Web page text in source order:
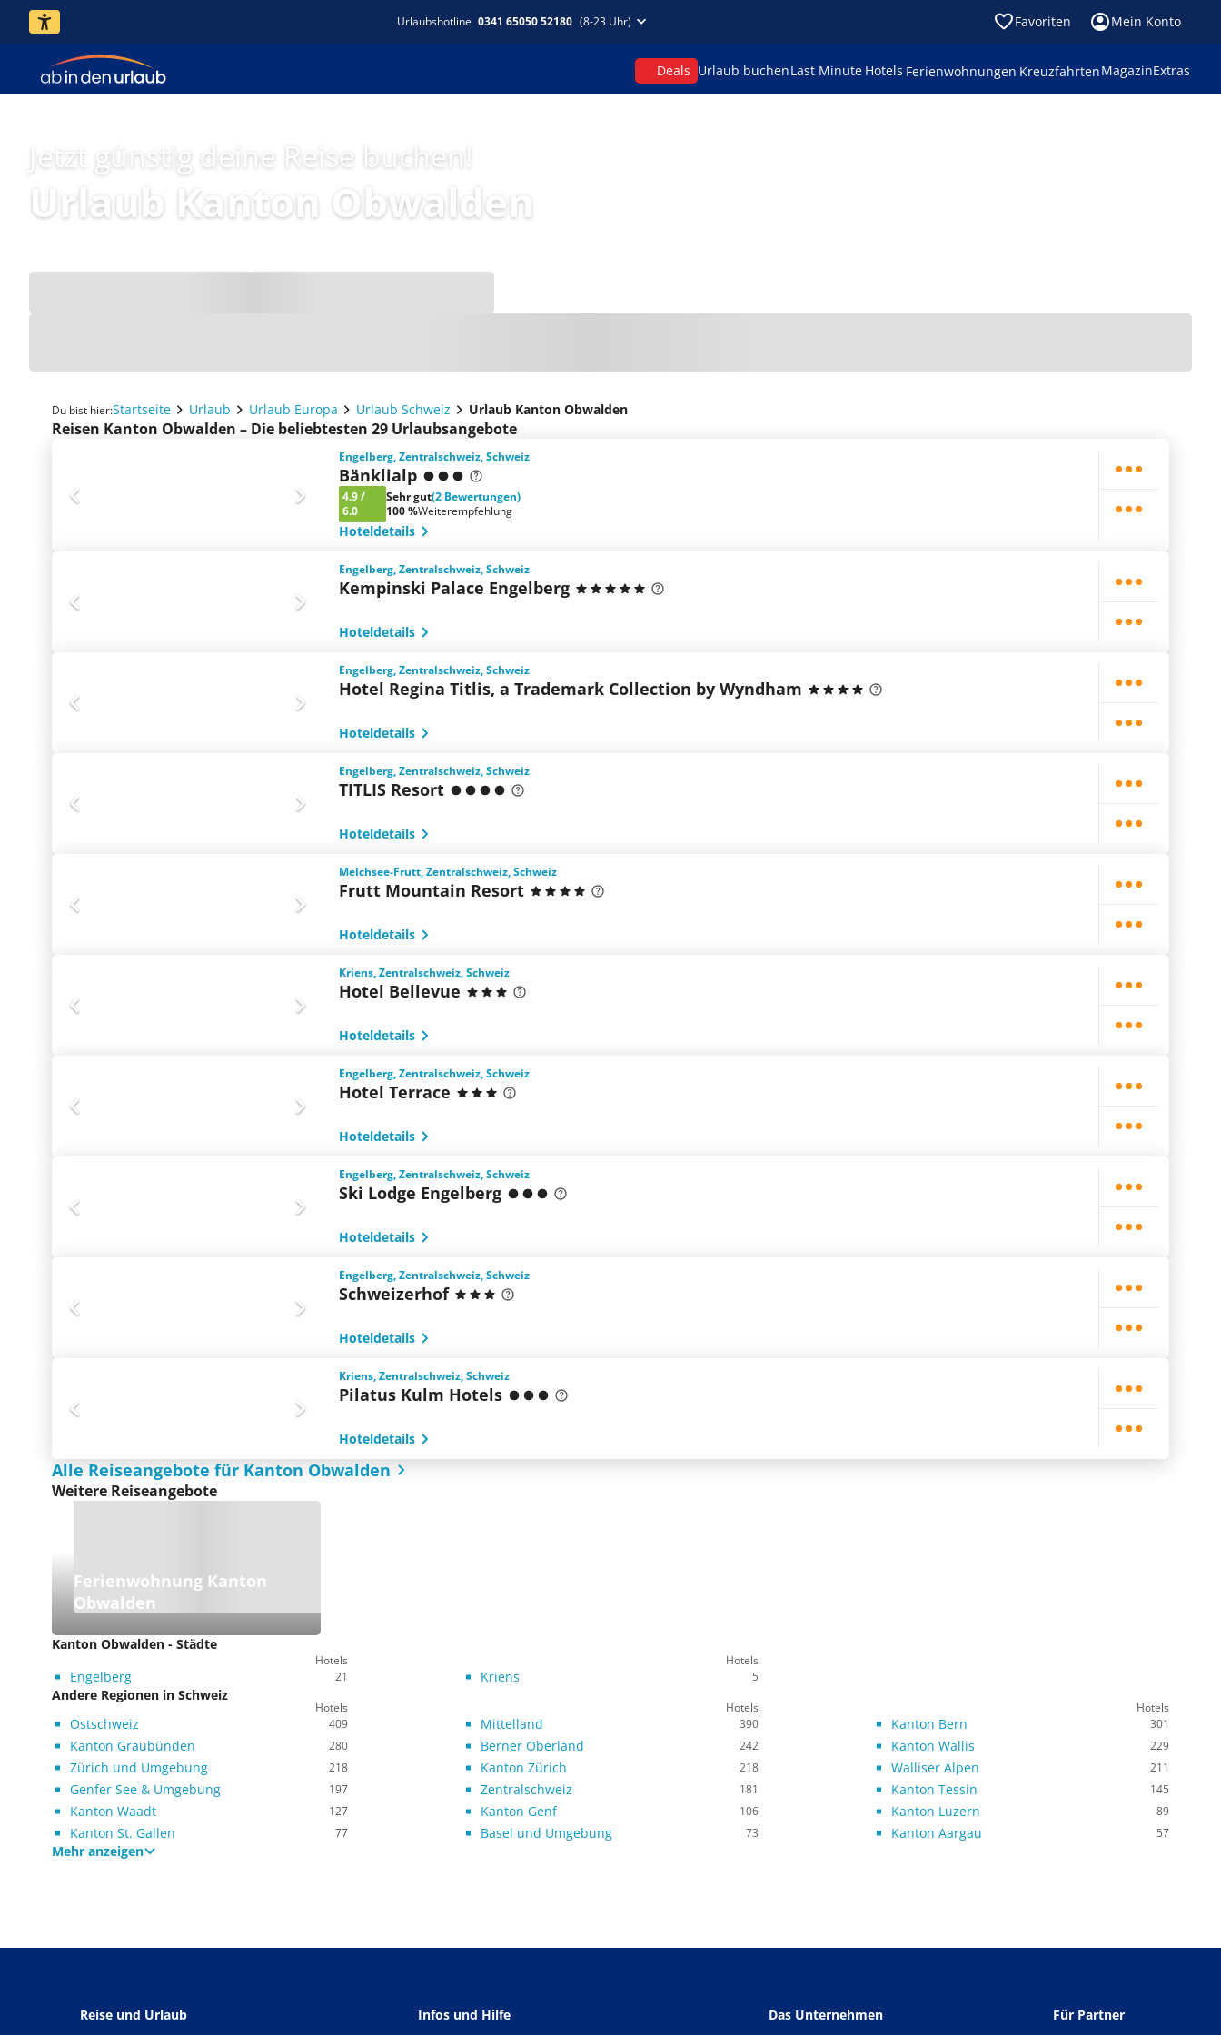
Urlaubshotline 0341 65050 52180 (8-23 Uhr) Favoriten Mein Konto
Deals Urlaub buchenLast Minute Hotels Ferienwohnungen KreuzfahrtenMagazinExtras
Jetzt günstig deine Reise buchen!
Urlaub Kanton Obwalden
Du bist hier:Startseite Urlaub Urlaub Europa Urlaub Schweiz Urlaub Kanton Obwalden
Reisen Kanton Obwalden – Die beliebtesten 29 Urlaubsangebote
Engelberg, Zentralschweiz, Schweiz
Bänklialp
4.9/
6.0
Sehr gut(2 Bewertungen)
100 %Weiterempfehlung
Hoteldetails
Engelberg, Zentralschweiz, Schweiz
Kempinski Palace Engelberg
Hoteldetails
Engelberg, Zentralschweiz, Schweiz
Hotel Regina Titlis, a Trademark Collection by Wyndham
Hoteldetails
Engelberg, Zentralschweiz, Schweiz
TITLIS Resort
Hoteldetails
Melchsee-Frutt, Zentralschweiz, Schweiz
Frutt Mountain Resort
Hoteldetails
Kriens, Zentralschweiz, Schweiz
Hotel Bellevue
Hoteldetails
Engelberg, Zentralschweiz, Schweiz
Hotel Terrace
Hoteldetails
Engelberg, Zentralschweiz, Schweiz
Ski Lodge Engelberg
Hoteldetails
Engelberg, Zentralschweiz, Schweiz
Schweizerhof
Hoteldetails
Kriens, Zentralschweiz, Schweiz
Pilatus Kulm Hotels
Hoteldetails
Alle Reiseangebote für Kanton Obwalden
Weitere Reiseangebote
Ferienwohnung Kanton
Obwalden
Kanton Obwalden - Städte
Hotels Hotels
Engelberg 21 Kriens 5
Andere Regionen in Schweiz
Hotels Hotels Hotels
Ostschweiz 409 Mittelland 390 Kanton Bern 301
Kanton Graubünden 280 Berner Oberland 242 Kanton Wallis 229
Zürich und Umgebung 218 Kanton Zürich 218 Walliser Alpen 211
Genfer See & Umgebung 197 Zentralschweiz 181 Kanton Tessin 145
Kanton Waadt 127 Kanton Genf 106 Kanton Luzern 89
Kanton St. Gallen 77 Basel und Umgebung 73 Kanton Aargau 57
Mehr anzeigen
Reise und Urlaub Infos und Hilfe Das Unternehmen Für Partner